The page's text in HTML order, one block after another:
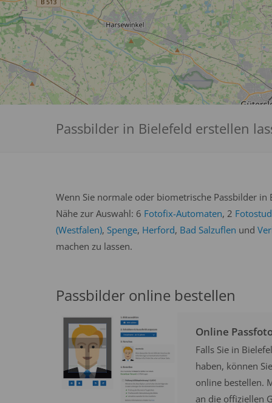
Passbilder in Bielefeld erstellen
Wenn Sie normale oder biometrische Passbilder
Nähe zur Auswahl: 6 Fotofix-Automaten, 2
(Westfalen), Spenge, Herford, Bad Salzuflen und
machen zu lassen.
Passbilder online bestellen
Online
Falls Sie in
haben, können
online bestellen.
an die offiziellen